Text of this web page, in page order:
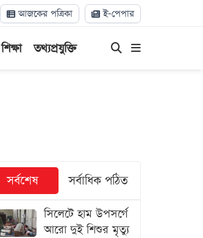
আজকের পত্রিকা ই-পেপার
শিক্ষা তথ্যপ্রযুক্তি
সর্বশেষ সর্বাধিক পঠিত
সিলেটে হাম উপসর্গে
আরো দুই শিশুর মৃত্যু